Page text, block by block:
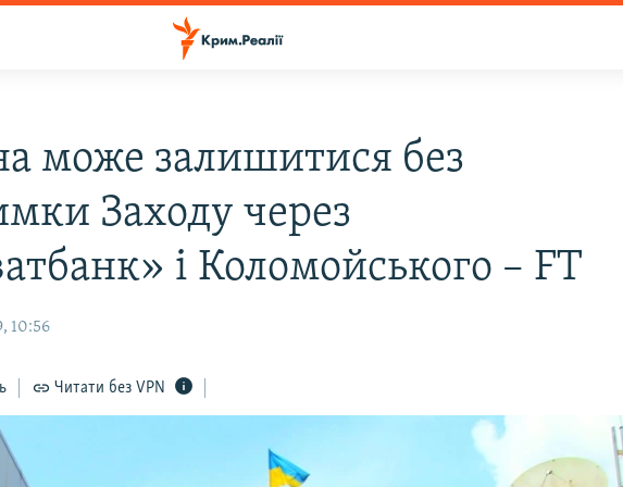
може залишитися без
Заходу через
і Коломойського – FT
10:56
Читати без VPN